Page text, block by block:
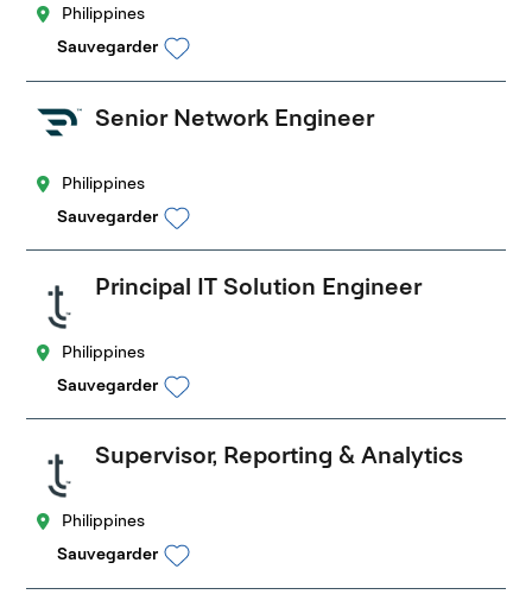
Philippines
Sauvegarder
Senior Network Engineer
Philippines
Sauvegarder
Principal IT Solution Engineer
Philippines
Sauvegarder
Supervisor, Reporting & Analytics
Philippines
Sauvegarder